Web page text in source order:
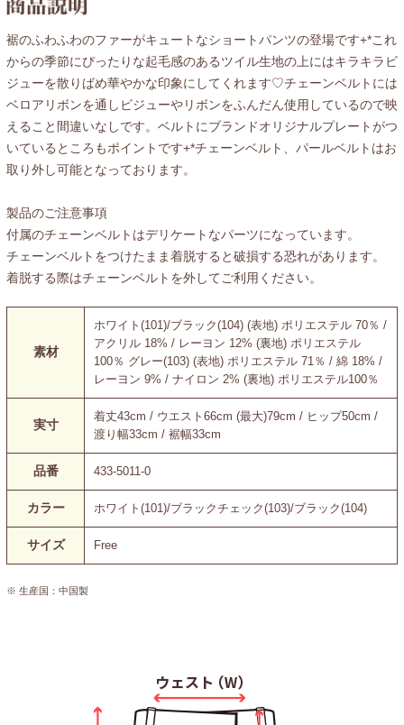
裾のふわふわのファーがキュートなショートパンツの登場です+*これ
からの季節にぴったりな起毛感のあるツイル生地の上にはキラキラビ
ジューを散りばめ華やかな印象にしてくれます♡チェーンベルトには
ベロアリボンを通しビジューやリボンをふんだん使用しているので映
えること間違いなしです。ベルトにブランドオリジナルプレートがつ
いているところもポイントです+*チェーンベルト、パールベルトはお
取り外し可能となっております。
製品のご注意事項
付属のチェーンベルトはデリケートなパーツになっています。
チェーンベルトをつけたまま着脱すると破損する恐れがあります。
着脱する際はチェーンベルトを外してご利用ください。
素材
ホワイト(101)/ブラック(104) (表地) ポリエステル 70％ /
アクリル 18% / レーヨン 12% (裏地) ポリエステル
100％ グレー(103) (表地) ポリエステル 71％ / 綿 18% /
レーヨン 9% / ナイロン 2% (裏地) ポリエステル100％
実寸
着丈43cm / ウエスト66cm (最大)79cm / ヒップ50cm /
渡り幅33cm / 裾幅33cm
品番 433-5011-0
カラー ホワイト(101)/ブラックチェック(103)/ブラック(104)
サイズ Free
※ 生産国：中国製